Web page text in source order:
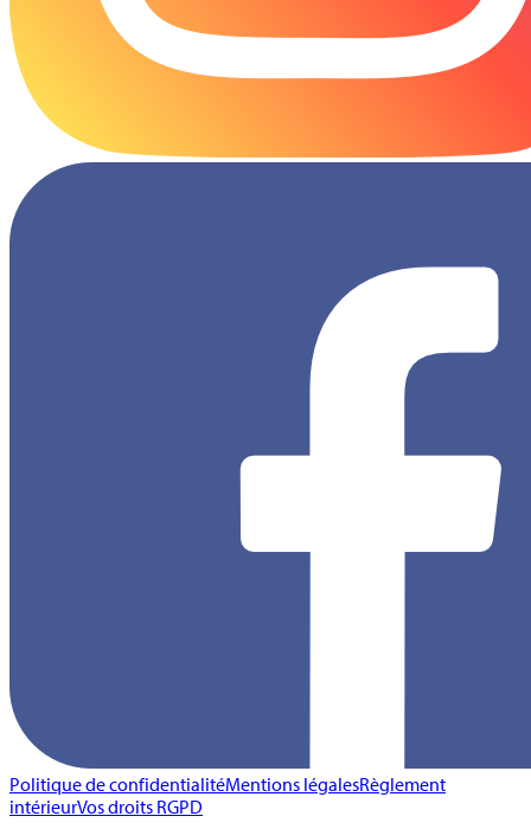
Politique de confidentialitéMentions légalesRèglement
intérieurVos droits RGPD